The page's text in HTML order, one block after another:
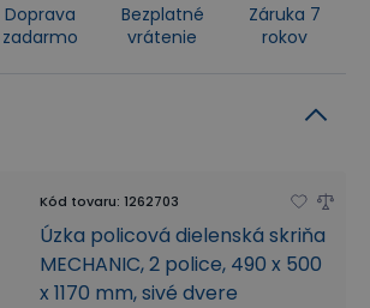
Doprava
zadarmo
Bezplatné
vrátenie
Záruka 7
rokov
Kód tovaru: 1262703
Úzka policová dielenská skriňa
MECHANIC, 2 police, 490 x 500
x 1170 mm, sivé dvere